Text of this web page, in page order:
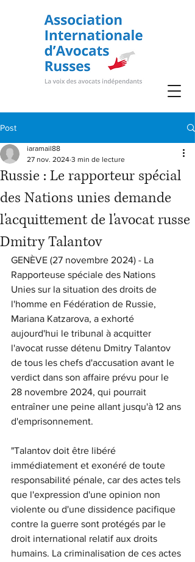
Post
Russie : Le rapporteur spécial
des Nations unies demande
l'acquittement de l'avocat russe
Dmitry Talantov
iaramail88
27 nov. 2024 3 min de lecture
GENÈVE (27 novembre 2024) - La
Rapporteuse spéciale des Nations
Unies sur la situation des droits de
l'homme en Fédération de Russie,
Mariana Katzarova, a exhorté
aujourd'hui le tribunal à acquitter
l'avocat russe détenu Dmitry Talantov
de tous les chefs d'accusation avant le
verdict dans son affaire prévu pour le
28 novembre 2024, qui pourrait
entraîner une peine allant jusqu'à 12 ans
d'emprisonnement.
"Talantov doit être libéré
immédiatement et exonéré de toute
responsabilité pénale, car des actes tels
que l'expression d'une opinion non
violente ou d'une dissidence pacifique
contre la guerre sont protégés par le
droit international relatif aux droits
humains. La criminalisation de ces actes